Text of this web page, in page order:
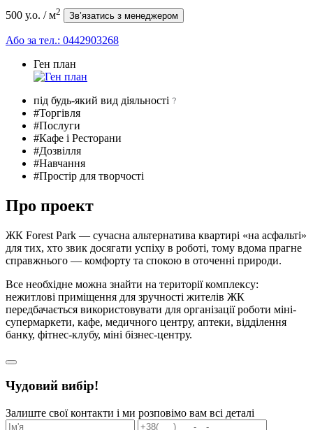
500 у.о. / м2 Зв’язатись з менеджером
Або за тел.: 0442903268
Ген план
під будь-який вид діяльності
#Торгівля
#Послуги
#Кафе і Ресторани
#Дозвілля
#Навчання
#Простір для творчості
Про проект
ЖК Forest Park — сучасна альтернатива квартирі «на асфальті»
для тих, хто звик досягати успіху в роботі, тому вдома прагне
справжнього — комфорту та спокою в оточенні природи.
Все необхідне можна знайти на території комплексу:
нежитлові приміщення для зручності жителів ЖК
передбачається використовувати для організації роботи міні-
супермаркети, кафе, медичного центру, аптеки, відділення
банку, фітнес-клубу, міні бізнес-центру.
Чудовий вибір!
Залиште свої контакти і ми розповімо вам всі деталі